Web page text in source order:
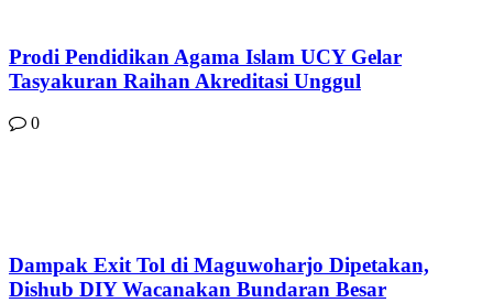
Prodi Pendidikan Agama Islam UCY Gelar
Tasyakuran Raihan Akreditasi Unggul
0
Dampak Exit Tol di Maguwoharjo Dipetakan,
Dishub DIY Wacanakan Bundaran Besar